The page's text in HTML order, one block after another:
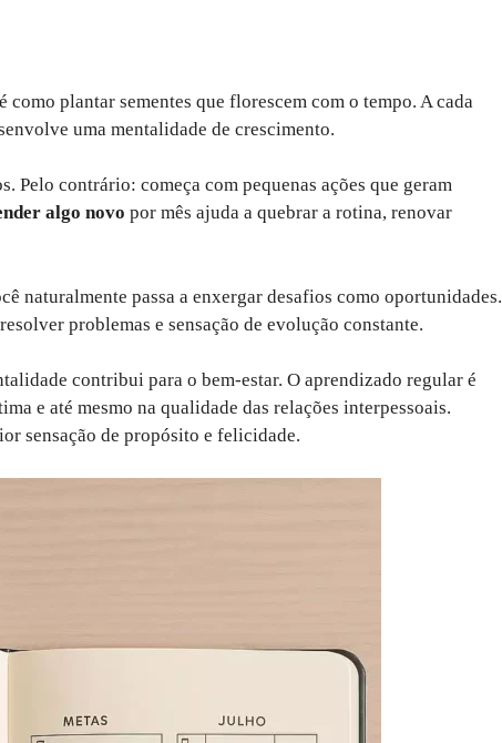
plantar sementes que florescem com o tempo. A cada
uma mentalidade de crescimento.
Pelo contrário: começa com pequenas ações que geram
algo novo por mês ajuda a quebrar a rotina, renovar
naturalmente passa a enxergar desafios como oportunidades.
problemas e sensação de evolução constante.
contribui para o bem-estar. O aprendizado regular é
e até mesmo na qualidade das relações interpessoais.
sensação de propósito e felicidade.